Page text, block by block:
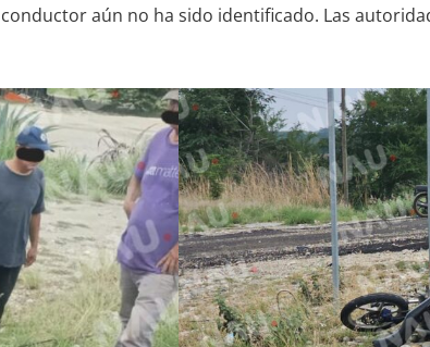
aún no ha sido identificado. Las